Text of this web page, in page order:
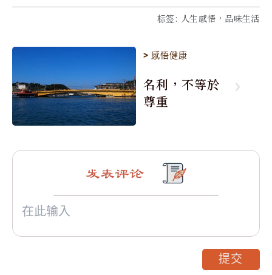
标签: 人生感悟，品味生活
> 感悟健康
名利，不等於
尊重
发表评论
提交